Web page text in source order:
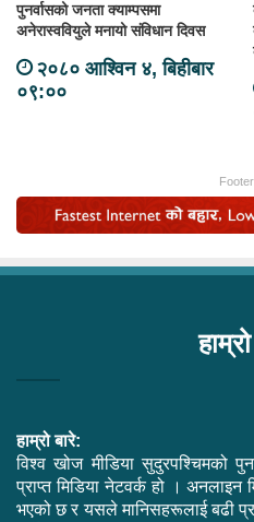
पुनर्वासको जनता क्याम्पसमा
अनेरास्ववियुले मनायो संविधान दिवस
२०८० आश्विन ४, बिहीबार
०९:००
हाम्रो बारे:
विश्व खोज मीडिया सुदुरपश्चिमको
प्राप्त मिडिया नेटवर्क हो । अनलाइन
भएको छ र यसले मानिसहरूलाई बढी